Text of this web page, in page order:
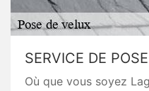
SERVICE DE
Où que vous soyez